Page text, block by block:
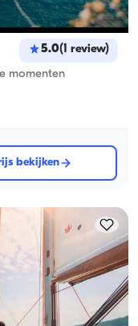
5.0(1 review)
momenten
bekijken